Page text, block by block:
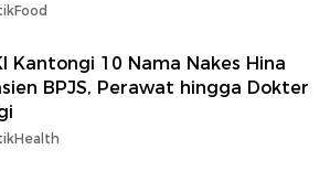
Kantongi 10 Nama Nakes Hina
BPJS, Perawat hingga Dokter